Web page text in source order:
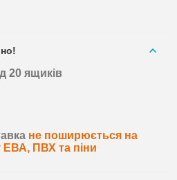
20 ящиків
не поширюється на
ЕВА, ПВХ та піни